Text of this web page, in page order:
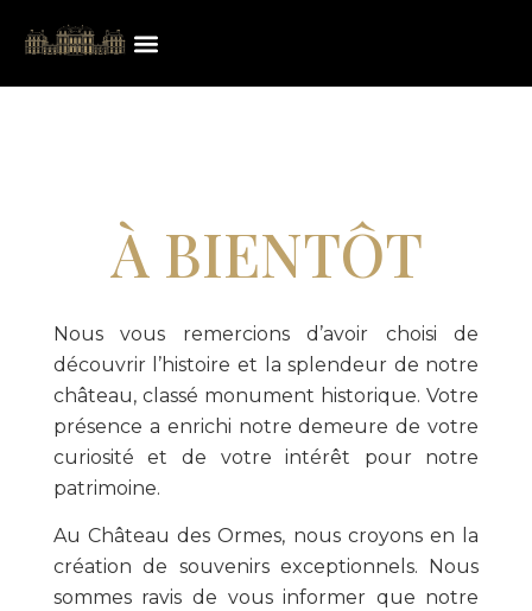
À BIENTÔT
Nous vous remercions d’avoir choisi de
découvrir l’histoire et la splendeur de notre
château, classé monument historique. Votre
présence a enrichi notre demeure de votre
curiosité et de votre intérêt pour notre
patrimoine.
Au Château des Ormes, nous croyons en la
création de souvenirs exceptionnels. Nous
sommes ravis de vous informer que notre